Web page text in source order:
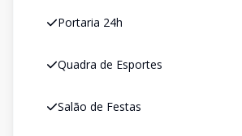
Portaria 24h
Quadra de Esportes
Salão de Festas